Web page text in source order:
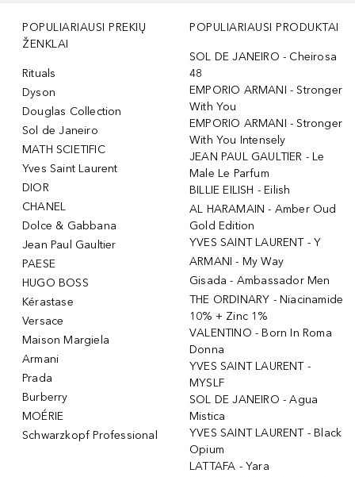
POPULIARIAUSI PREKIŲ
ŽENKLAI
Rituals
Dyson
Douglas Collection
Sol de Janeiro
MATH SCIETIFIC
Yves Saint Laurent
DIOR
CHANEL
Dolce & Gabbana
Jean Paul Gaultier
PAESE
HUGO BOSS
Kérastase
Versace
Maison Margiela
Armani
Prada
Burberry
MOÉRIE
Schwarzkopf Professional
POPULIARIAUSI PRODUKTAI
SOL DE JANEIRO - Cheirosa
48
EMPORIO ARMANI - Stronger
With You
EMPORIO ARMANI - Stronger
With You Intensely
JEAN PAUL GAULTIER - Le
Male Le Parfum
BILLIE EILISH - Eilish
AL HARAMAIN - Amber Oud
Gold Edition
YVES SAINT LAURENT - Y
ARMANI - My Way
Gisada - Ambassador Men
THE ORDINARY - Niacinamide
10% + Zinc 1%
VALENTINO - Born In Roma
Donna
YVES SAINT LAURENT -
MYSLF
SOL DE JANEIRO - Agua
Mistica
YVES SAINT LAURENT - Black
Opium
LATTAFA - Yara